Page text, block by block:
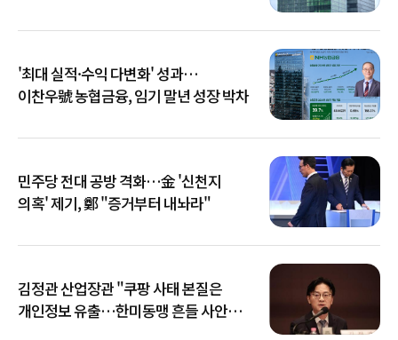
'최대 실적·수익 다변화' 성과…
이찬우號 농협금융, 임기 말년 성장 박차
민주당 전대 공방 격화…金 '신천지
의혹' 제기, 鄭 "증거부터 내놔라"
김정관 산업장관 "쿠팡 사태 본질은
개인정보 유출…한미동맹 흔들 사안